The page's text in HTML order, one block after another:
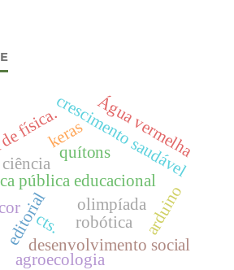
editorial olimpíada
pública educacional
quítons
robótica
keras
desenvolvimento social
crescimento saudável
física.
cts.
Água vermelha
agroecologia
ciência
arduino